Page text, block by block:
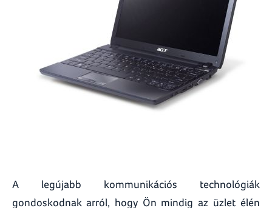
A legújabb kommunikációs technológiák
gondoskodnak arról, hogy Ön mindig az üzlet élén